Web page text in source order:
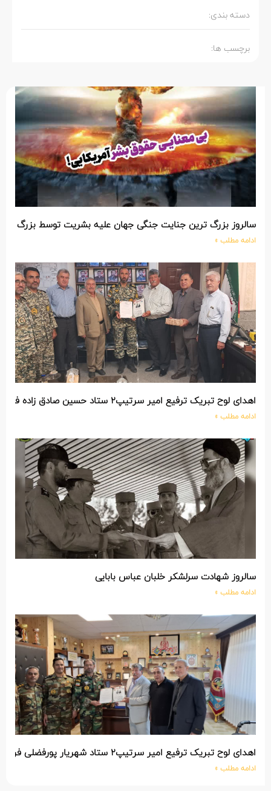
دسته بندی:
برچسب ها:
سالروز بزرگ ترین جنایت جنگی جهان علیه بشریت توسط بزرگ
ادامه مطلب »
اهدای لوح تبریک ترفیع امیر سرتیپ۲ ستاد حسین صادق زاده فرمانده تیپ ۲۵ واکنش سریع شهید آبگون نزاجا مستقر در تبریز
ادامه مطلب »
سالروز شهادت سرلشکر خلبان عباس بابایی
ادامه مطلب »
اهدای لوح تبریک ترفیع امیر سرتیپ۲ ستاد شهریار پورفضلی فرمانده تیپ ۳۶۴ شهید نصیرزاده نزاجا مستقر در مهاباد
ادامه مطلب »